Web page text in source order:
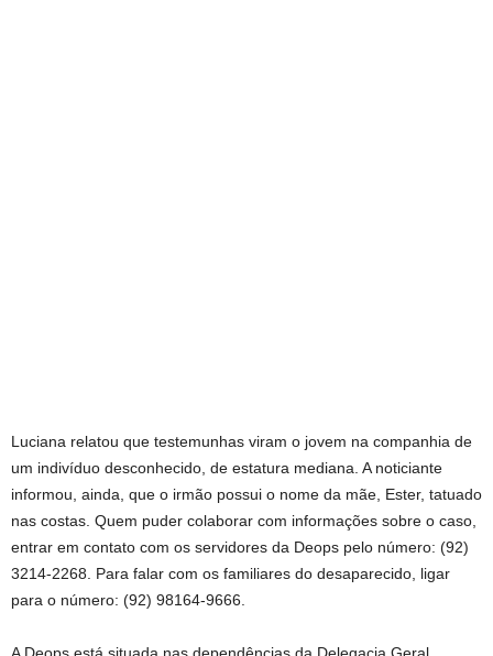
Luciana relatou que testemunhas viram o jovem na companhia de
um indivíduo desconhecido, de estatura mediana. A noticiante
informou, ainda, que o irmão possui o nome da mãe, Ester, tatuado
nas costas. Quem puder colaborar com informações sobre o caso,
entrar em contato com os servidores da Deops pelo número: (92)
3214-2268. Para falar com os familiares do desaparecido, ligar
para o número: (92) 98164-9666.